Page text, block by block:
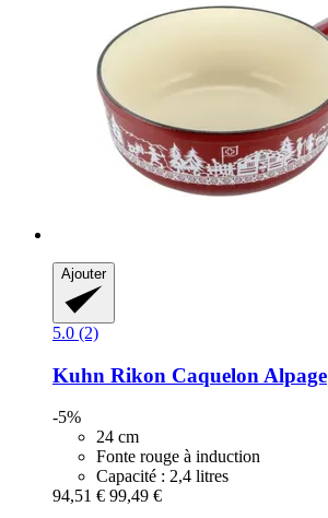
Ajouter
5.0 (2)
Kuhn Rikon Caquelon Alpage
-5%
24 cm
Fonte rouge à induction
Capacité : 2,4 litres
94,51 € 99,49 €